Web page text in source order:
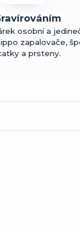
osobní a
zapalovače,
a prsteny.